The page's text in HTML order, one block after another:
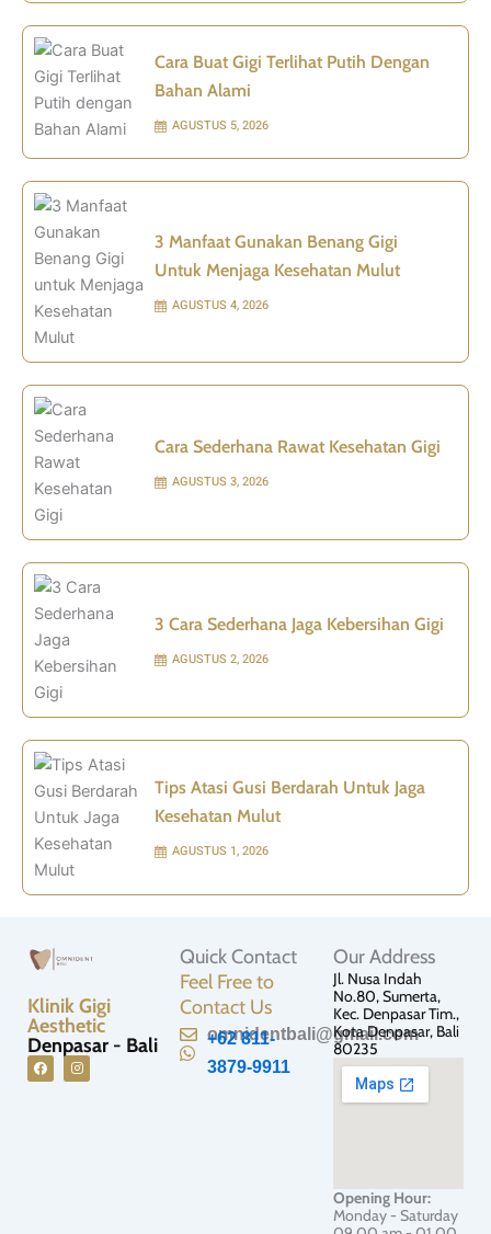
Cara Buat Gigi Terlihat Putih Dengan
Bahan Alami
AGUSTUS 5, 2026
3 Manfaat Gunakan Benang Gigi
Untuk Menjaga Kesehatan Mulut
AGUSTUS 4, 2026
Cara Sederhana Rawat Kesehatan Gigi
AGUSTUS 3, 2026
3 Cara Sederhana Jaga Kebersihan Gigi
AGUSTUS 2, 2026
Tips Atasi Gusi Berdarah Untuk Jaga
Kesehatan Mulut
AGUSTUS 1, 2026
Klinik Gigi
Aesthetic
Denpasar - Bali
Quick Contact
Feel Free to
Contact Us
omnidentbali@gmail.com
+62 811-
3879-9911
Our Address
Jl. Nusa Indah
No.80, Sumerta,
Kec. Denpasar Tim.,
Kota Denpasar, Bali
80235
Opening Hour:
Monday - Saturday